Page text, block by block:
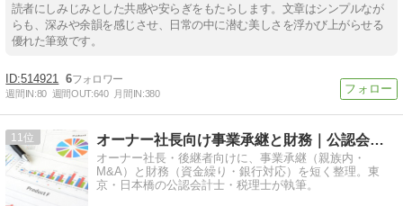
読者にしみじみとした共感や安らぎをもたらします。文章はシンプルなが
らも、深みや余韻を感じさせ、日常の中に潜む美しさを浮かび上がらせる
優れた筆致です。
514921 6
週間IN:80 週間OUT:640 月間IN:380
11 オーナー社長向け事業承継と財務｜公認会計士・税理士 種山和男
オーナー社長・後継者向けに、事業承継（親族内・
M&A）と財務（資金繰り・銀行対応）を短く整理。東
京・日本橋の公認会計士・税理士が執筆。